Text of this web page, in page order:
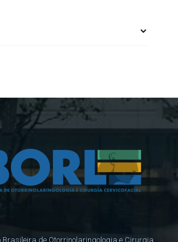
de Otorrinolaringologia e Cirurgia